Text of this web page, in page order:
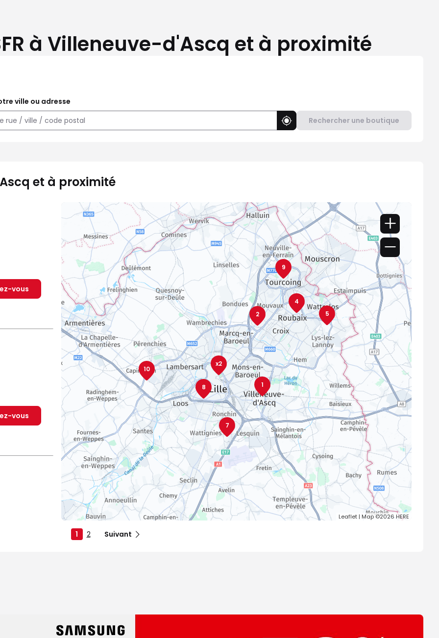
à Villeneuve-d'Ascq et à proximité
ville ou adresse
Utiliser ma position
Rechercher une boutique
et à proximité
vous
vous
10
9
5
4
7
2
1
8
x2
Leaflet| Map ©2026 HERE
1 2 Suivant